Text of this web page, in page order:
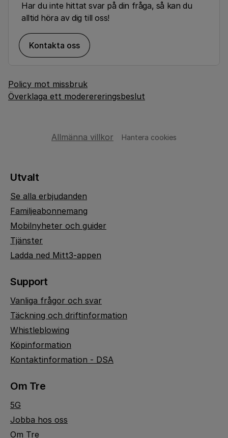
Har du inte hittat svar på din fråga, så kan du
alltid höra av dig till oss!
Kontakta oss
Policy mot missbruk
Överklaga ett moderereringsbeslut
Allmänna villkor Hantera cookies
Utvalt
Se alla erbjudanden
Familjeabonnemang
Mobilnyheter och guider
Tjänster
Ladda ned Mitt3-appen
Support
Vanliga frågor och svar
Täckning och driftinformation
Whistleblowing
Köpinformation
Kontaktinformation - DSA
Om Tre
5G
Jobba hos oss
Om Tre